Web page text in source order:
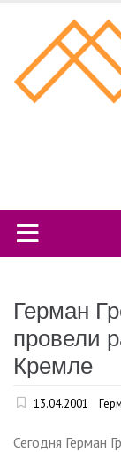
content
Герман
провели
Кремле
13.04.2001
Сегодня Герман